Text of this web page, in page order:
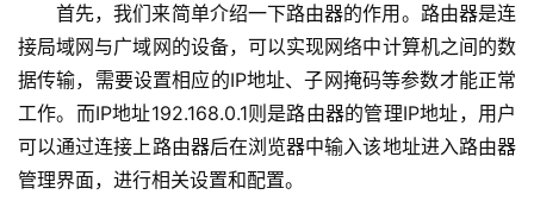
2
.
1
6
8
.
首先，我们来简单介绍一下路由器的作用。路由器是连
接局域网与广域网的设备，可以实现网络中计算机之间的数
据传输，需要设置相应的IP地址、子网掩码等参数才能正常
工作。而IP地址192.168.0.1则是路由器的管理IP地址，用户
可以通过连接上路由器后在浏览器中输入该地址进入路由器
管理界面，进行相关设置和配置。